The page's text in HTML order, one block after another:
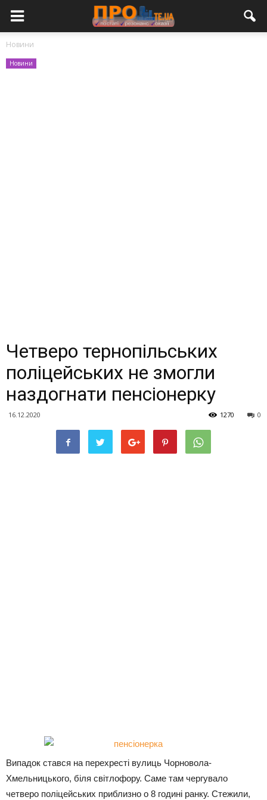
Новини
Новини
Четверо тернопільських
поліцейських не змогли
наздогнати пенсіонерку
16.12.2020 0
1270
Випадок стався на перехресті вулиць Чорновола-
Хмельницького, біля світлофору. Саме там чергувало
четверо поліцейських приблизно о 8 годині ранку. Стежили,